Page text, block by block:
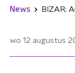
News
wo 12 augustus